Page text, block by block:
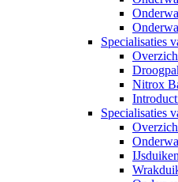
Specialisaties
Nitrox
Specialisaties
IJsduiken